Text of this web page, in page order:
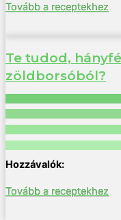
Tovább a receptekhez
Te tudod,
zöldborsóból?
Tovább a receptekhez